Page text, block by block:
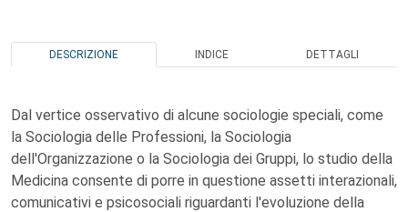
DESCRIZIONE INDICE DETTAGLI
Dal vertice osservativo di alcune sociologie speciali, come
la Sociologia delle Professioni, la Sociologia
dell'Organizzazione o la Sociologia dei Gruppi, lo studio della
Medicina consente di porre in questione assetti interazionali,
comunicativi e psicosociali riguardanti l'evoluzione della